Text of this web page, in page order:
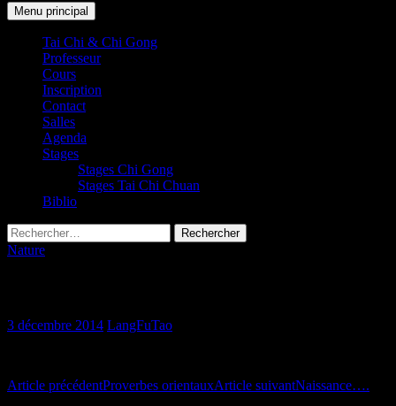
Taichi Club 91 Leudeville /
Saint-Vrain
Recherche
Menu principal Aller
au
contenu
Tai Chi & Chi Gong
Professeur
Cours
Inscription
Contact
Salles
Agenda
Stages
Stages Chi Gong
Stages Tai Chi Chuan
Biblio
Rechercher :
Nature
3 décembre 2014 LangFuTao
Navigation
Article précédentProverbes orientauxArticle suivantNaissance….